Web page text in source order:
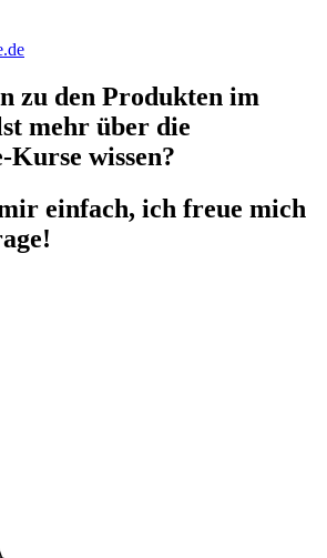
zu den Produkten im
mehr über die
Kurse wissen?
einfach, ich freue mich